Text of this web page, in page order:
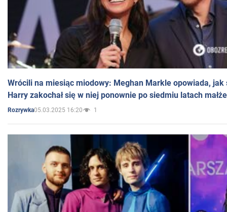
Wrócili na miesiąc miodowy: Meghan Markle opowiada, jak
Harry zakochał się w niej ponownie po siedmiu latach
Rozrywka05.03.2025 16:20 1